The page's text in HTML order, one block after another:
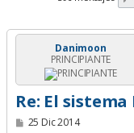
Danimoon
PRINCIPIANTE
Re: El
M
25 Dic 2014